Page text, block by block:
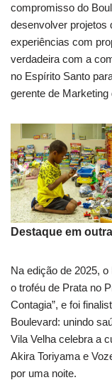
compromisso do
desenvolver projetos
experiências com
verdadeira com a
no Espírito Santo
gerente de
Destaque em
Na edição de 2025,
o troféu de Prata no
Contagia”, e foi
Boulevard: unindo
Vila Velha celebra a
Akira Toriyama e
por uma noite.